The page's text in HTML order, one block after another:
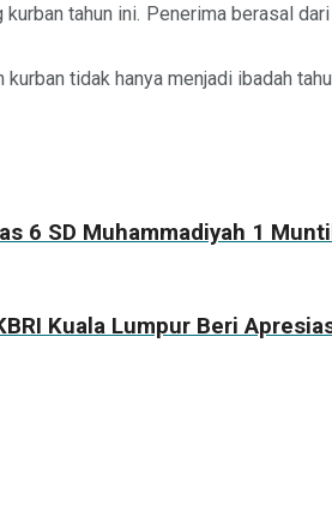
tahun ini. Penerima berasal
tidak hanya menjadi ibadah
6 SD Muhammadiyah 1
Kuala Lumpur Beri